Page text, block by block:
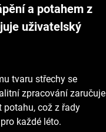
a potahem z
uživatelský
tvaru střechy se
zpracování zaručuje
což z řady
každé léto.